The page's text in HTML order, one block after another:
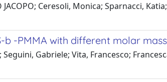
Ceresoli, Monica; Sparnacci,
-PMMA with different molar
Gabriele; Vita, Francesco;